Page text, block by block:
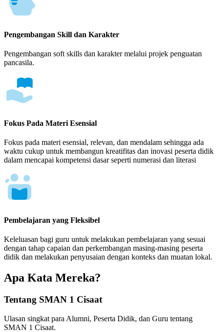
Pengembangan Skill dan Karakter
Pengembangan soft skills dan karakter melalui projek penguatan
pancasila.
Fokus Pada Materi Esensial
Fokus pada materi esensial, relevan, dan mendalam sehingga ada
waktu cukup untuk membangun kreatifitas dan inovasi peserta didik
dalam mencapai kompetensi dasar seperti numerasi dan literasi
Pembelajaran yang Fleksibel
Keleluasan bagi guru untuk melakukan pembelajaran yang sesuai
dengan tahap capaian dan perkembangan masing-masing peserta
didik dan melakukan penyusaian dengan konteks dan muatan lokal.
Apa Kata Mereka?
Tentang SMAN 1 Cisaat
Ulasan singkat para Alumni, Peserta Didik, dan Guru tentang
SMAN 1 Cisaat.